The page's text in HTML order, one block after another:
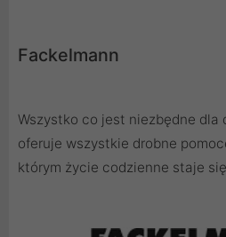
Fackelmann
Wszystko co jest niezbędne dla
oferuje wszystkie drobne
którym życie codzienne staje